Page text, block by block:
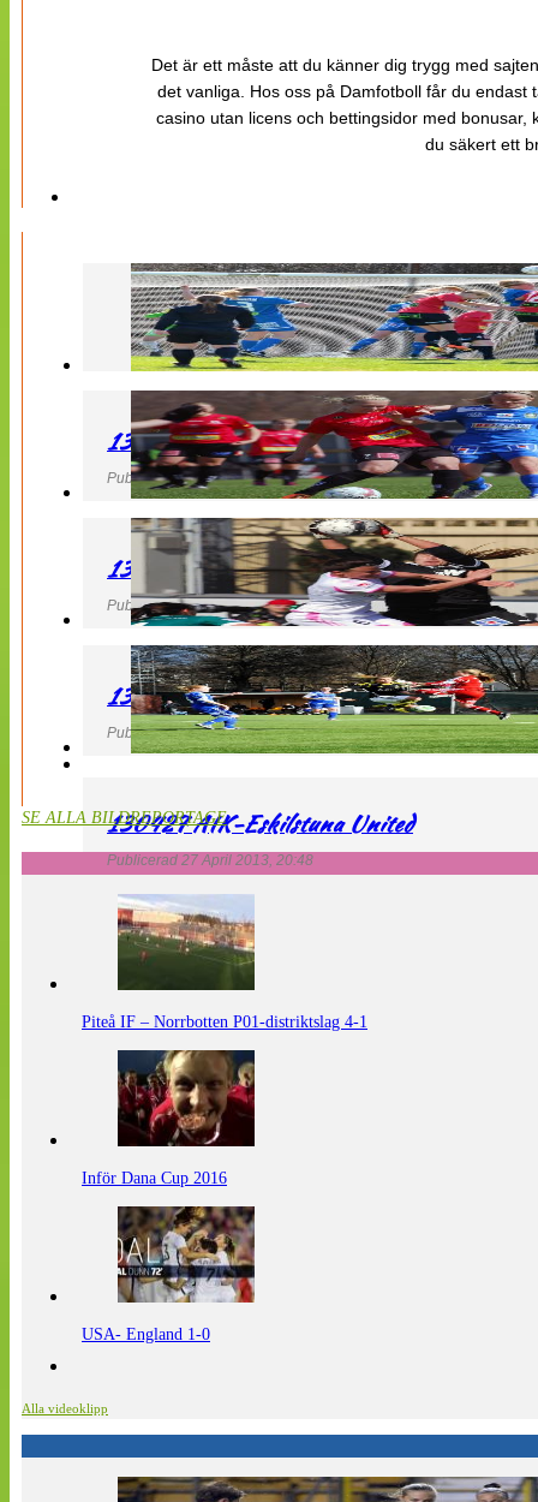
Det är ett måste att du känner dig trygg med
det vanliga. Hos oss på Damfotboll får du
casino utan licens och bettingsidor med
du säkert ett
130427 LB 07 – QBIK
Publicerad 27 April 2013, 22:40
130427 IF Limhamn Bunkeflo – QBIK
Publicerad 27 April 2013, 21:10
130427 LdB FC Malmö – Mallbackens IF
Publicerad 27 April 2013, 20:54
130427 AIK-Eskilstuna United
Publicerad 27 April 2013, 20:48
SE ALLA BILDREPORTAGE
Piteå IF – Norrbotten P01-distriktslag 4-1
Inför Dana Cup 2016
USA- England 1-0
Alla videoklipp